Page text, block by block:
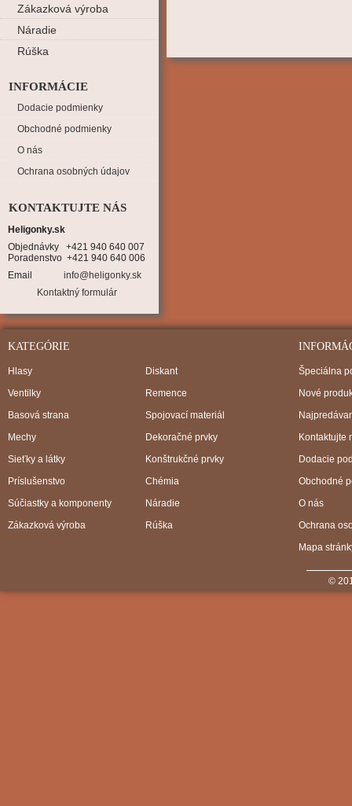
Zákazková výroba
Náradie
Rúška
INFORMÁCIE
Dodacie podmienky
Obchodné podmienky
O nás
Ochrana osobných údajov
KONTAKTUJTE NÁS
Heligonky.sk
Objednávky   +421 940 640 007
Poradenstvo  +421 940 640 006
Email
info@heligonky.sk
Kontaktný formulár
KATEGÓRIE
Hlasy
Ventilky
Diskant
Remence
Basová strana
Mechy
Spojovací materiál
Dekoračné prvky
Sieťky a látky
Príslušenstvo
Konštrukčné prvky
Chémia
Súčiastky a komponenty
Zákazková výroba
Náradie
Rúška
Špeciálna
Nové
Kontaktujte
Dodacie
Obchodné
O nás
Ochrana
Mapa
©